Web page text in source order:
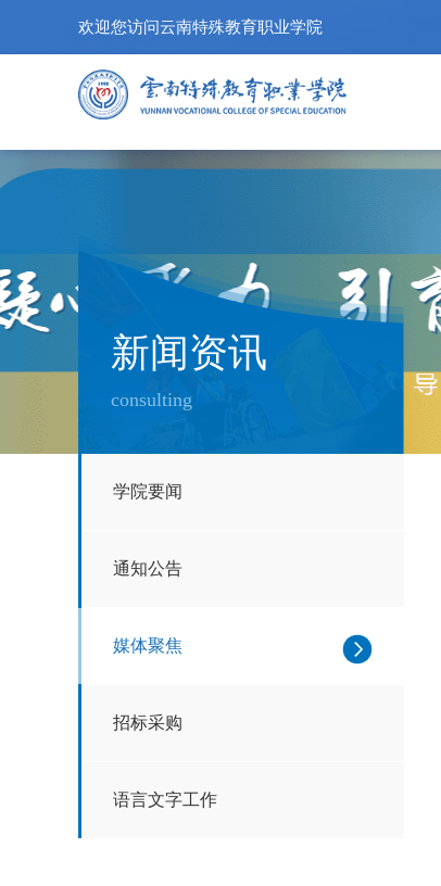
欢迎您访问云南特殊教育职业学院
新闻资讯
consulting
学院要闻
通知公告
媒体聚焦
招标采购
语言文字工作